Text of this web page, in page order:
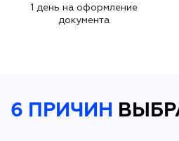
1 день на оформление
документа
6 ПРИЧИН